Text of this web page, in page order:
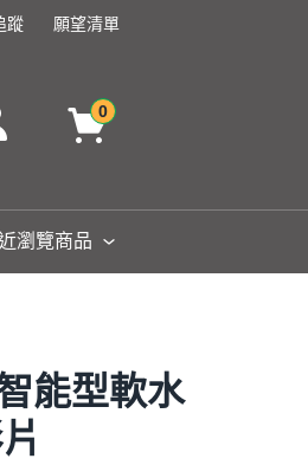
蹤 願望清單
0
瀏覽商品
能型軟水